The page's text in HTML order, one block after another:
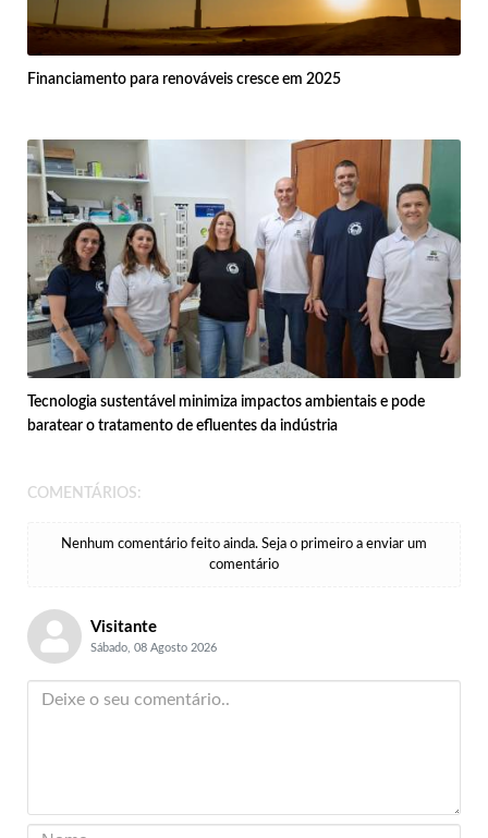
Financiamento para renováveis cresce em 2025
Tecnologia sustentável minimiza impactos ambientais e pode
baratear o tratamento de efluentes da indústria
COMENTÁRIOS:
Nenhum comentário feito ainda. Seja o primeiro a enviar um
comentário
Visitante
Sábado, 08 Agosto 2026